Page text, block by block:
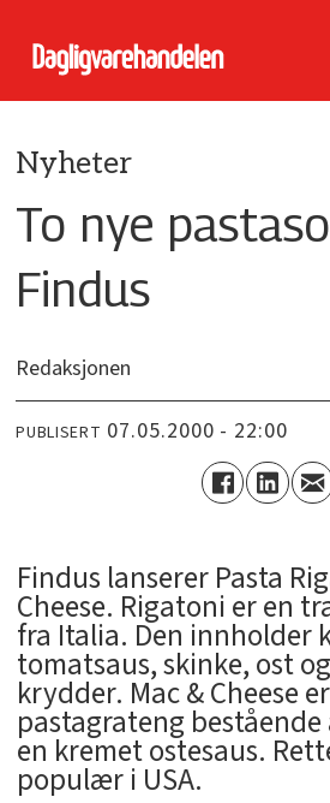
Nyheter
To nye
Findus
Redaksjonen
PUBLISERT 07.05.2000 - 22:00
Findus lanserer Pasta
Cheese. Rigatoni er en
fra Italia. Den innholder
tomatsaus, skinke, ost
krydder. Mac & Cheese
pastagrateng
en kremet ostesaus.
populær i USA.